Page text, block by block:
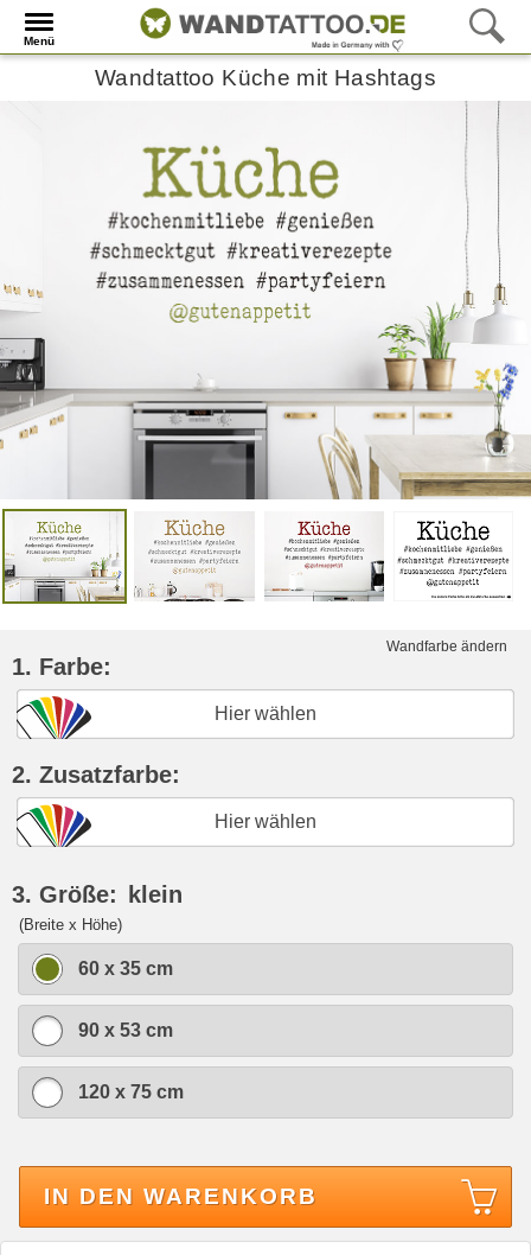
Menü
Wandtattoo Küche mit Hashtags
Wandfarbe ändern
1. Farbe:
Hier wählen
2. Zusatzfarbe:
Hier wählen
3. Größe: klein
(Breite x Höhe)
60 x 35 cm
90 x 53 cm
120 x 75 cm
IN DEN WARENKORB